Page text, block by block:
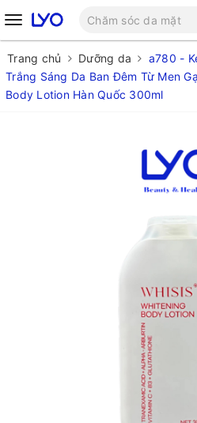
Trang chủ Dưỡng da
a780 -
Trắng Sáng Da Ban Đêm Từ Men
Body Lotion Hàn Quốc 300ml